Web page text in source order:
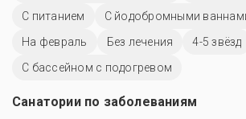
С питанием
С йодобромными
На февраль
Без лечения
4-5 звёзд
С бассейном с подогревом
Санатории по заболеваниям